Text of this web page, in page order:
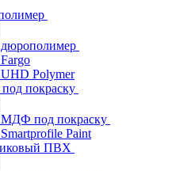
Polymer
покраску
под покраску
Paint
ПВХ